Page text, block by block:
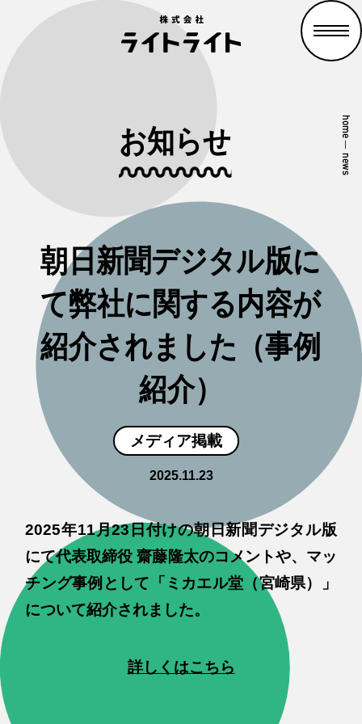
お知らせ
朝日新聞デジタル版に
て弊社に関する内容が
紹介されました（事例
紹介）
メディア掲載
2025.11.23
home
—
news
2025年11月23日付けの朝日新聞デジタル版
にて代表取締役 齋藤隆太のコメントや、マッ
チング事例として「ミカエル堂（宮崎県）」
について紹介されました。
詳しくはこちら